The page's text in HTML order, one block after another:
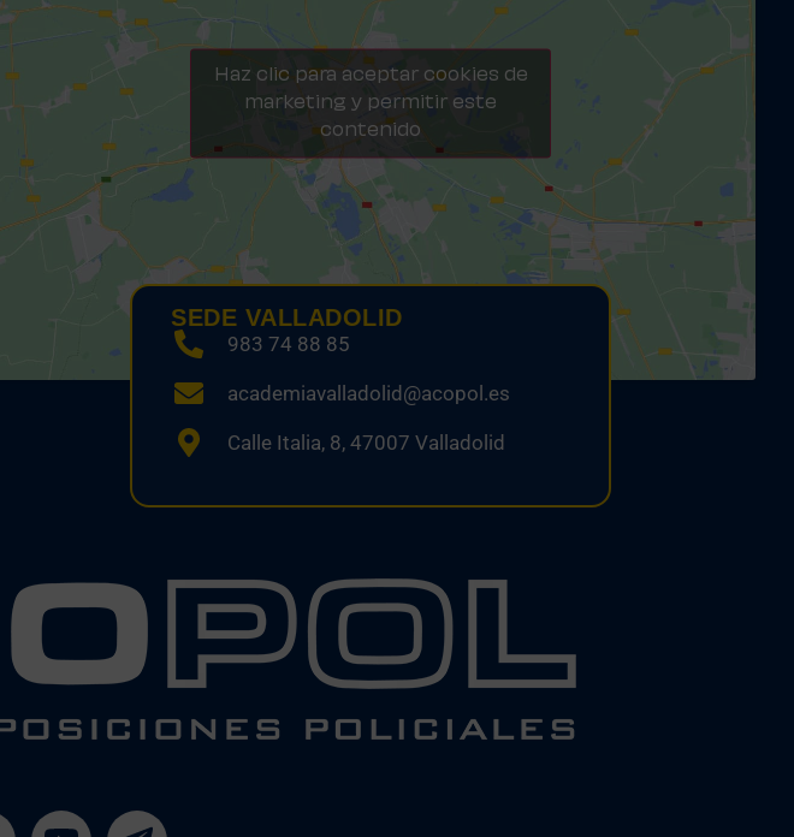
Haz clic para aceptar cookies de
marketing y permitir este
contenido
SEDE VALLADOLID
983 74 88 85
academiavalladolid@acopol.es
Calle Italia, 8, 47007 Valladolid